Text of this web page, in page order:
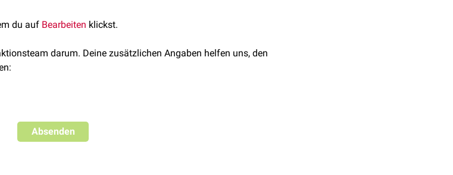
du auf Bearbeiten klickst.
darum. Deine zusätzlichen Angaben helfen uns, den
Absenden